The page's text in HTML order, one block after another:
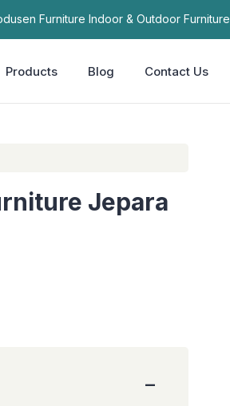
Furniture Indoor & Outdoor Furniture
Products Blog Contact Us
Jepara
−